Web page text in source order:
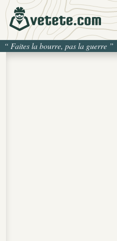
“ Faites la bourre, pas la guerre ”